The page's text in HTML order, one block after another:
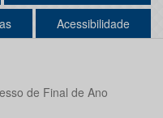
Acessibilidade
de Final de Ano